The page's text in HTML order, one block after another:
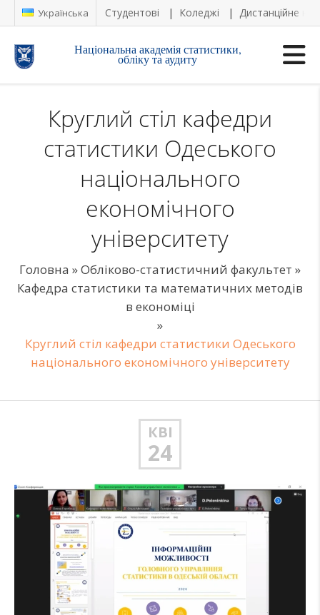
Українська Студентові Коледжі Дистанційне
Національна академія статистики,
обліку та аудиту
Круглий стіл кафедри
статистики Одеського
національного
економічного
університету
Головна »Обліково-статистичний факультет »
Кафедра статистики та математичних методів
в економіці
»
Круглий стіл кафедри статистики Одеського
національного економічного університету
КВІ
24